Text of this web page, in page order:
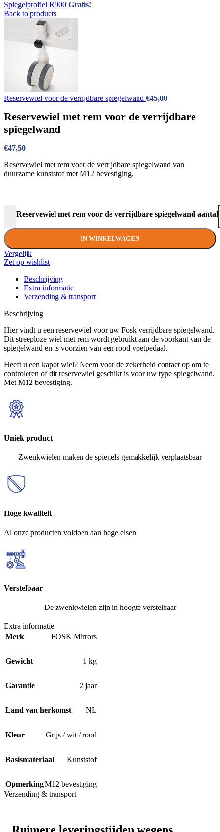
Spiegelprofiel R900 Gratis!
Back to products
Reservewiel voor de verrijdbare spiegelwand €45,00
Reservewiel met rem voor de verrijdbare
spiegelwand
€47,50
Reservewiel met rem voor de verrijdbare spiegelwand van
duurzame kunststof met M12 bevestiging.
- Reservewiel met rem voor de verrijdbare spiegelwand aantal
IN WINKELWAGEN
Vergelijk
Zet op wishlist
Beschrijving
Extra informatie
Verzending & transport
Beschrijving
Hier vindt u een reservewiel voor uw Fosk verrijdbare spiegelwand.
Dit streeploze wiel met rem wordt gebruikt aan de voorkant van de
spiegelwand en is voorzien van een rood voetpedaal.
Heeft u een kapot wiel? Neem voor de zekerheid contact op om te
controleren of dit reservewiel geschikt is voor uw type spiegelwand.
Met M12 bevestiging.
Uniek product
Zwenkwielen maken de spiegels gemakkelijk verplaatsbaar
Hoge kwaliteit
Al onze producten voldoen aan hoge eisen
Verstelbaar
De zwenkwielen zijn in hoogte verstelbaar
Extra informatie
Merk
FOSK Mirrors
Gewicht 1 kg
Garantie 2 jaar
Land van herkomst NL
Kleur Grijs / wit / rood
Basismateriaal Kunststof
OpmerkingM12 bevestiging
Verzending & transport